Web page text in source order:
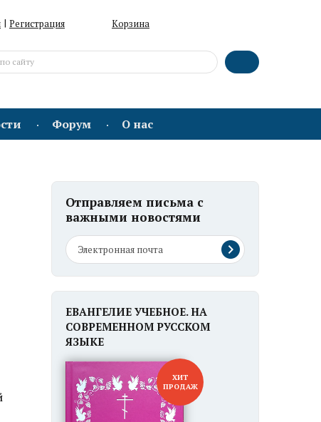
| Регистрация Корзина
Форум О нас
Отправляем письма с
важными новостями
ЕВАНГЕЛИЕ УЧЕБНОЕ. НА
СОВРЕМЕННОМ РУССКОМ
ЯЗЫКЕ
ХИТ
ПРОДАЖ